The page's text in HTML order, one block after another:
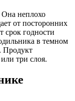
Она неплохо
от посторонних
срок годности
в темном
Продукт
три слоя.